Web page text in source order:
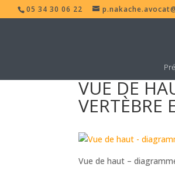
05 34 30 06 22
VUE DE
VERTÈBRE
Vue de haut –